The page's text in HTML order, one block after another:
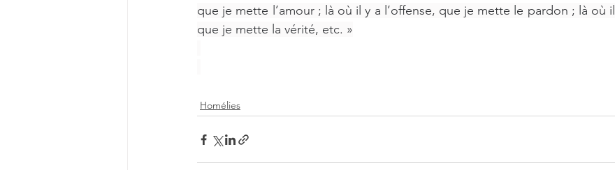
que je mette l’amour ; là où il y a l’offense, que je mette le pardon ; là où
que je mette la vérité, etc. »
Homélies